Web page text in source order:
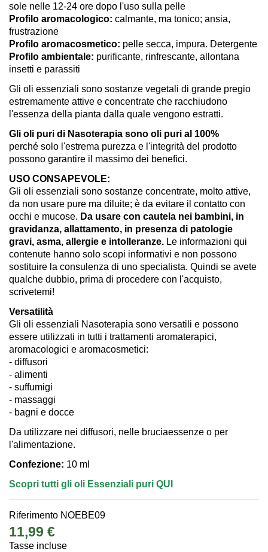
sole nelle 12-24 ore dopo l'uso sulla pelle
Profilo aromacologico: calmante, ma tonico; ansia,
frustrazione
Profilo aromacosmetico: pelle secca, impura. Detergente
Profilo ambientale: purificante, rinfrescante, allontana
insetti e parassiti
Gli oli essenziali sono sostanze vegetali di grande pregio
estremamente attive e concentrate che racchiudono
l'essenza della pianta dalla quale vengono estratti.
Gli oli puri di Nasoterapia sono oli puri al 100%
perché solo l'estrema purezza e l'integrità del prodotto
possono garantire il massimo dei benefici.
USO CONSAPEVOLE:
Gli oli essenziali sono sostanze concentrate, molto attive,
da non usare pure ma diluite; è da evitare il contatto con
occhi e mucose. Da usare con cautela nei bambini, in
gravidanza, allattamento, in presenza di patologie
gravi, asma, allergie e intolleranze. Le informazioni qui
contenute hanno solo scopi informativi e non possono
sostituire la consulenza di uno specialista. Quindi se avete
qualche dubbio, prima di procedere con l'acquisto,
scrivetemi!
Versatilità
Gli oli essenziali Nasoterapia sono versatili e possono
essere utilizzati in tutti i trattamenti aromaterapici,
aromacologici e aromacosmetici:
- diffusori
- alimenti
- suffumigi
- massaggi
- bagni e docce
Da utilizzare nei diffusori, nelle bruciaessenze o per
l'alimentazione.
Confezione: 10 ml
Scopri tutti gli oli Essenziali puri QUI
Riferimento NOEBE09
11,99 €
Tasse incluse